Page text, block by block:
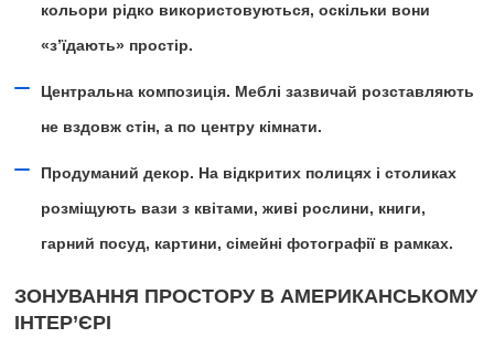
кольори рідко використовуються, оскільки вони
«з’їдають» простір.
Центральна композиція. Меблі зазвичай розставляють
не вздовж стін, а по центру кімнати.
Продуманий декор. На відкритих полицях і столиках
розміщують вази з квітами, живі рослини, книги,
гарний посуд, картини, сімейні фотографії в рамках.
ЗОНУВАННЯ ПРОСТОРУ В АМЕРИКАНСЬКОМУ
ІНТЕР’ЄРІ